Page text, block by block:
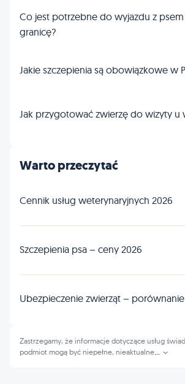
Co jest potrzebne do wyjazdu z
granicę?
Jakie szczepienia są obowiązkowe w
Jak przygotować zwierzę do wizyty u
Warto przeczytać
Cennik usług weterynaryjnych 2026
Szczepienia psa – ceny 2026
Ubezpieczenie zwierząt –
Zastrzegamy, że informacje dotyczące usług
podmiot mogą być niepełne, nieaktualne